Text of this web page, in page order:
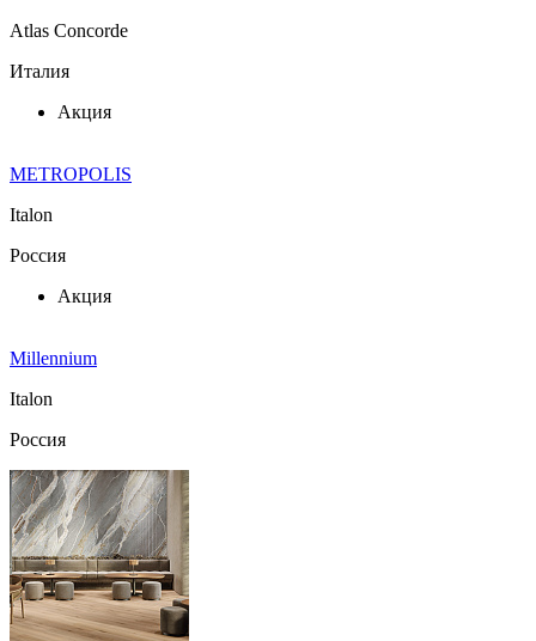
Atlas Concorde
Италия
Акция
METROPOLIS
Italon
Россия
Акция
Millennium
Italon
Россия